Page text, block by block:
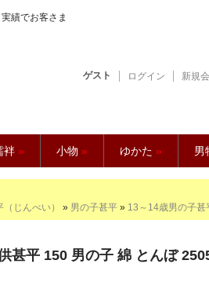
績でお客さま
ゲスト ログイン 新規
袢 » 小物 » ゆかた » 男
じんべい） » 男の子甚平 » 13～14歳男の子甚
甚平 150 男の子 綿 とんぼ